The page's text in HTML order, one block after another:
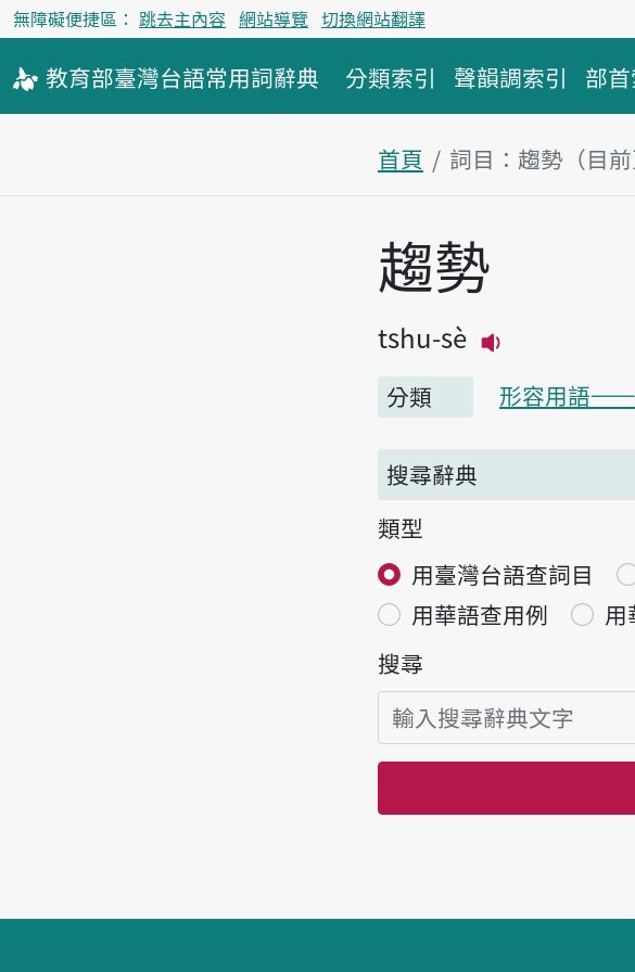
無障礙便捷區： 跳去主內容 網站導覽 切換網站翻譯
教育部臺灣台語常用詞辭典 分類索引 聲韻調索引 部
首頁 詞目：趨勢（目前
主內容區塊
趨勢
tshu-sè
分類
形容用語——
搜尋辭典
類型
用臺灣台語查詞目
用華語查用例
用
搜尋